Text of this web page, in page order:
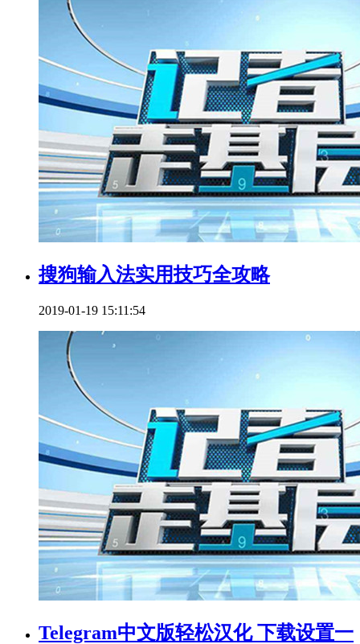
搜狗输入法实用技巧全攻略
2019-01-19 15:11:54
Telegram中文版轻松汉化 下载设置一